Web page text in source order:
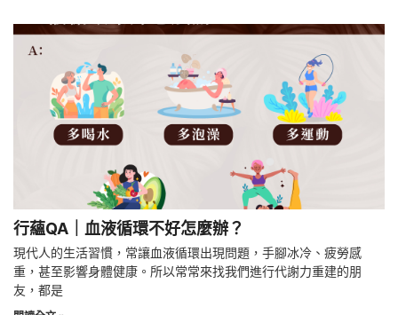
行蘊QA｜血液循環不好怎麼辦？
現代人的生活習慣，常讓血液循環出現問題，手腳冰冷、疲勞感
重，甚至影響身體健康。所以常常來找我們進行代謝力重建的朋
友，都是